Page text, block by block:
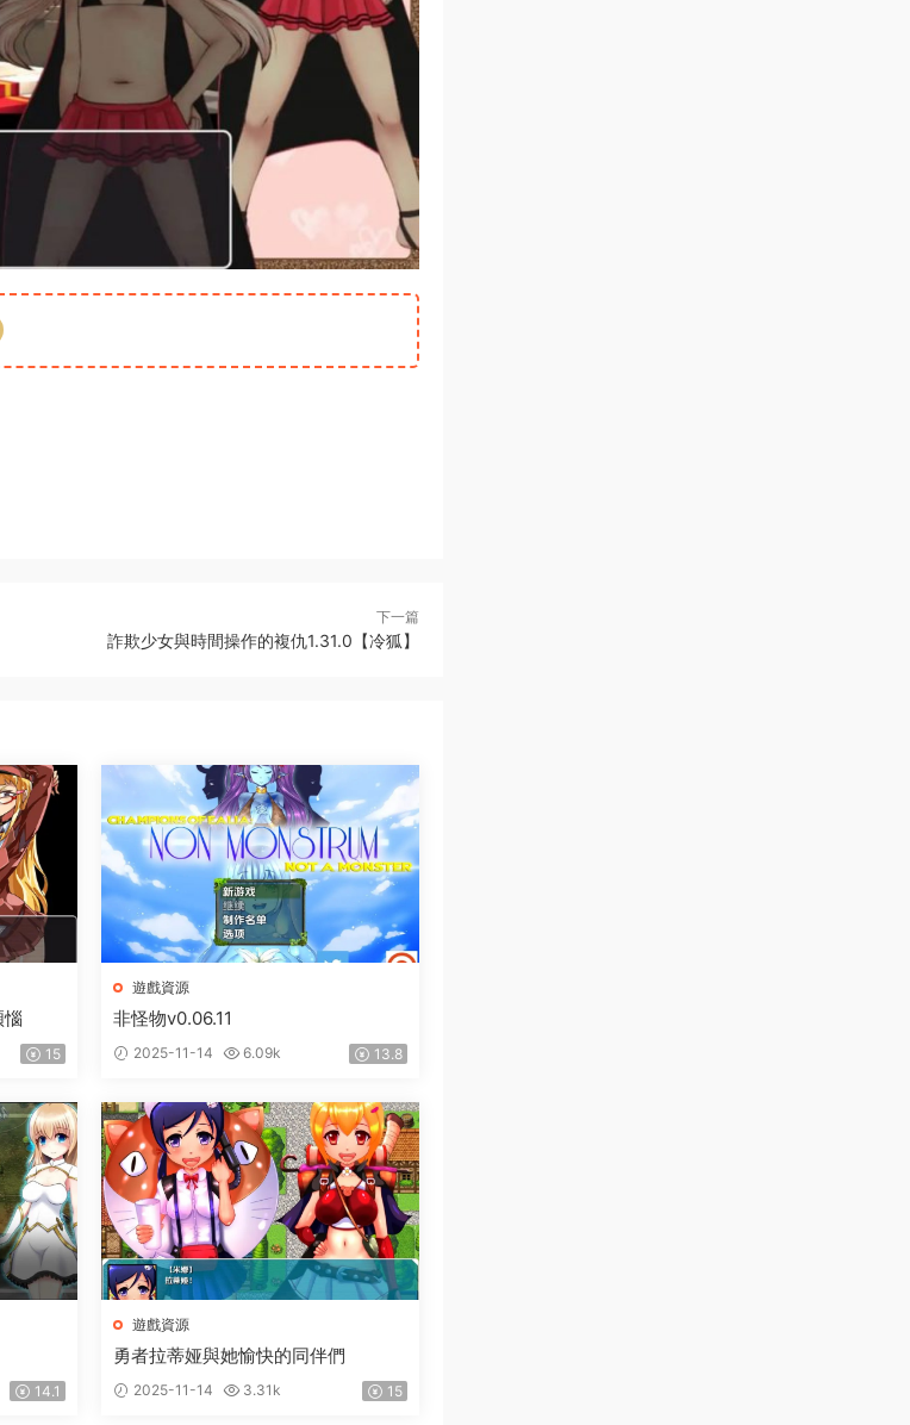
下一篇
詐欺少女與時間操作的複仇1.31.0【冷狐】
15
遊戲資源
非怪物v0.06.11
2025-11-14 6.09k 13.8
14.1
遊戲資源
勇者拉蒂娅與她愉快的同伴們
2025-11-14 3.31k 15